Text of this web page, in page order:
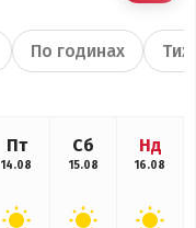
По годинах
Пт
14.08
Сб
15.08
Нд
16.08